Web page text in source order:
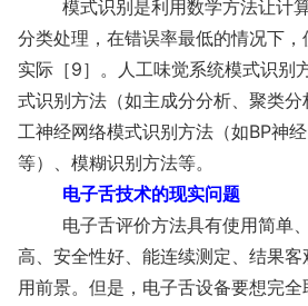
模式识别是利用数学方法让计算
分类处理，在错误率最低的情况下
实际［9］。人工味觉系统模式识别
式识别方法（如主成分分析、聚类
工神经网络模式识别方法（如BP神
等）、模糊识别方法等。
电子舌技术的现实问题
电子舌评价方法具有使用简单、
高、安全性好、能连续测定、结果
用前景。但是，电子舌设备要想完